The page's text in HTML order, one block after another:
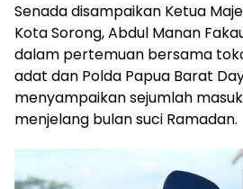
Senada disampaikan Ketua
Kota Sorong, Abdul Manan
dalam pertemuan bersama
adat dan Polda Papua Barat
menyampaikan sejumlah
menjelang bulan suci Ramadan.